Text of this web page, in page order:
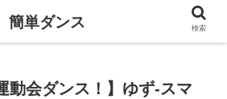
動会ダンス！】ゆず-スマ
簡単ダンス 検索